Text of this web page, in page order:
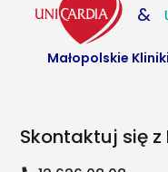
&
Małopolskie
Skontaktuj się z